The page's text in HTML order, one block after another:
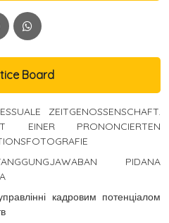
Board
ZEITGENOSSENSCHAFT.
EINER PRONONCIERTEN
PIDANA
кадровим потенціалом